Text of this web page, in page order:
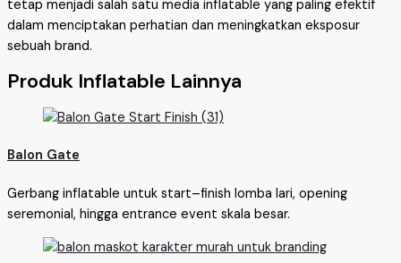
tetap menjadi salah satu media inflatable yang paling efektif
dalam menciptakan perhatian dan meningkatkan eksposur
sebuah brand.
Produk Inflatable Lainnya
Balon Gate
Gerbang inflatable untuk start–finish lomba lari, opening
seremonial, hingga entrance event skala besar.